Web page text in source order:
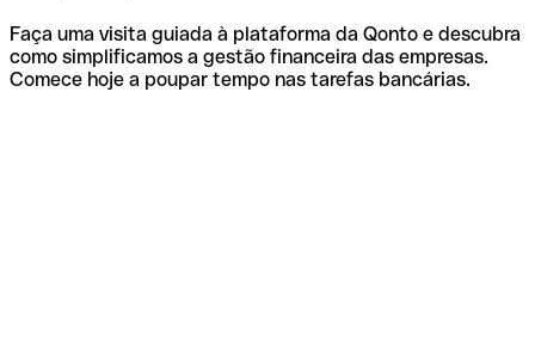
Faça uma visita guiada à plataforma da Qonto e descubra
como simplificamos a gestão financeira das empresas.
Comece hoje a poupar tempo nas tarefas bancárias.